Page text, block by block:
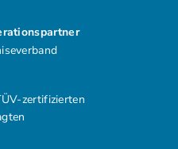
zertifizierten